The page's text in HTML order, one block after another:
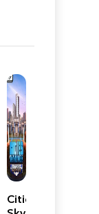
Cities: